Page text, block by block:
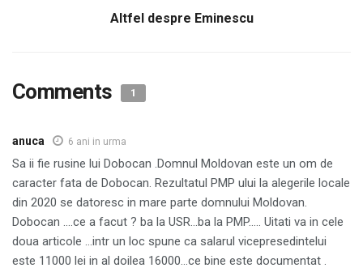
Altfel despre Eminescu
Comments 1
anuca 6 ani in urma
Sa ii fie rusine lui Dobocan .Domnul Moldovan este un om de
caracter fata de Dobocan. Rezultatul PMP ului la alegerile locale
din 2020 se datoresc in mare parte domnului Moldovan.
Dobocan ….ce a facut ? ba la USR…ba la PMP….. Uitati va in cele
doua articole …intr un loc spune ca salarul vicepresedintelui
este 11000 lei in al doilea 16000…ce bine este documentat .